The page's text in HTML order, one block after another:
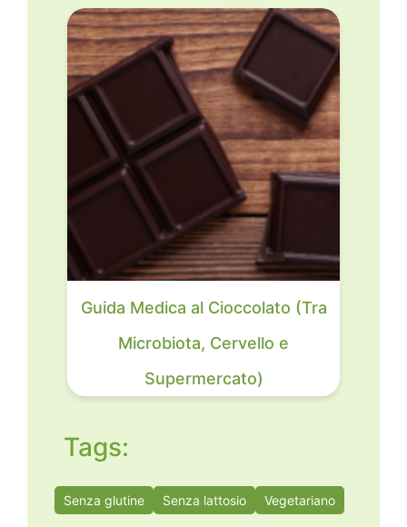
Guida Medica al Cioccolato (Tra
Microbiota, Cervello e
Supermercato)
Tags:
Senza glutine Senza lattosio Vegetariano